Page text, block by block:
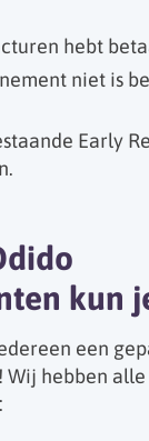
hebt
niet is
Early
kun
een
Wij hebben